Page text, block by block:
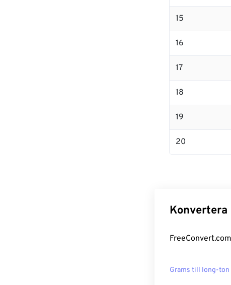
15
16
17
18
19
20
Grams till long-ton